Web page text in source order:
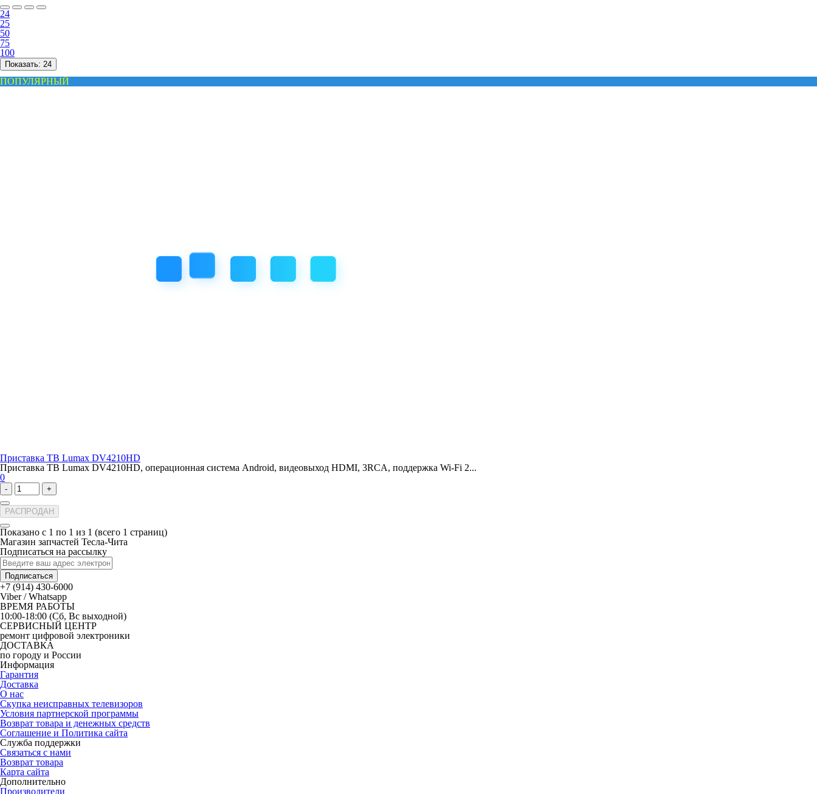
24
25
50
75
100
Показать: 24
ПОПУЛЯРНЫЙ
Приставка ТВ Lumax DV4210HD
Приставка ТВ Lumax DV4210HD, операционная система Android, видеовыход HDMI, 3RCA, поддержка Wi-Fi 2...
0
- +
РАСПРОДАН
Показано с 1 по 1 из 1 (всего 1 страниц)
Магазин запчастей Тесла-Чита
Подписаться на рассылку
Подписаться
+7 (914) 430-6000
Viber / Whatsapp
ВРЕМЯ РАБОТЫ
10:00-18:00 (Сб, Вс выходной)
СЕРВИСНЫЙ ЦЕНТР
ремонт цифровой электроники
ДОСТАВКА
по городу и России
Информация
Гарантия
Доставка
О нас
Скупка неисправных телевизоров
Условия партнерской программы
Возврат товара и денежных средств
Соглашение и Политика сайта
Служба поддержки
Связаться с нами
Возврат товара
Карта сайта
Дополнительно
Производители